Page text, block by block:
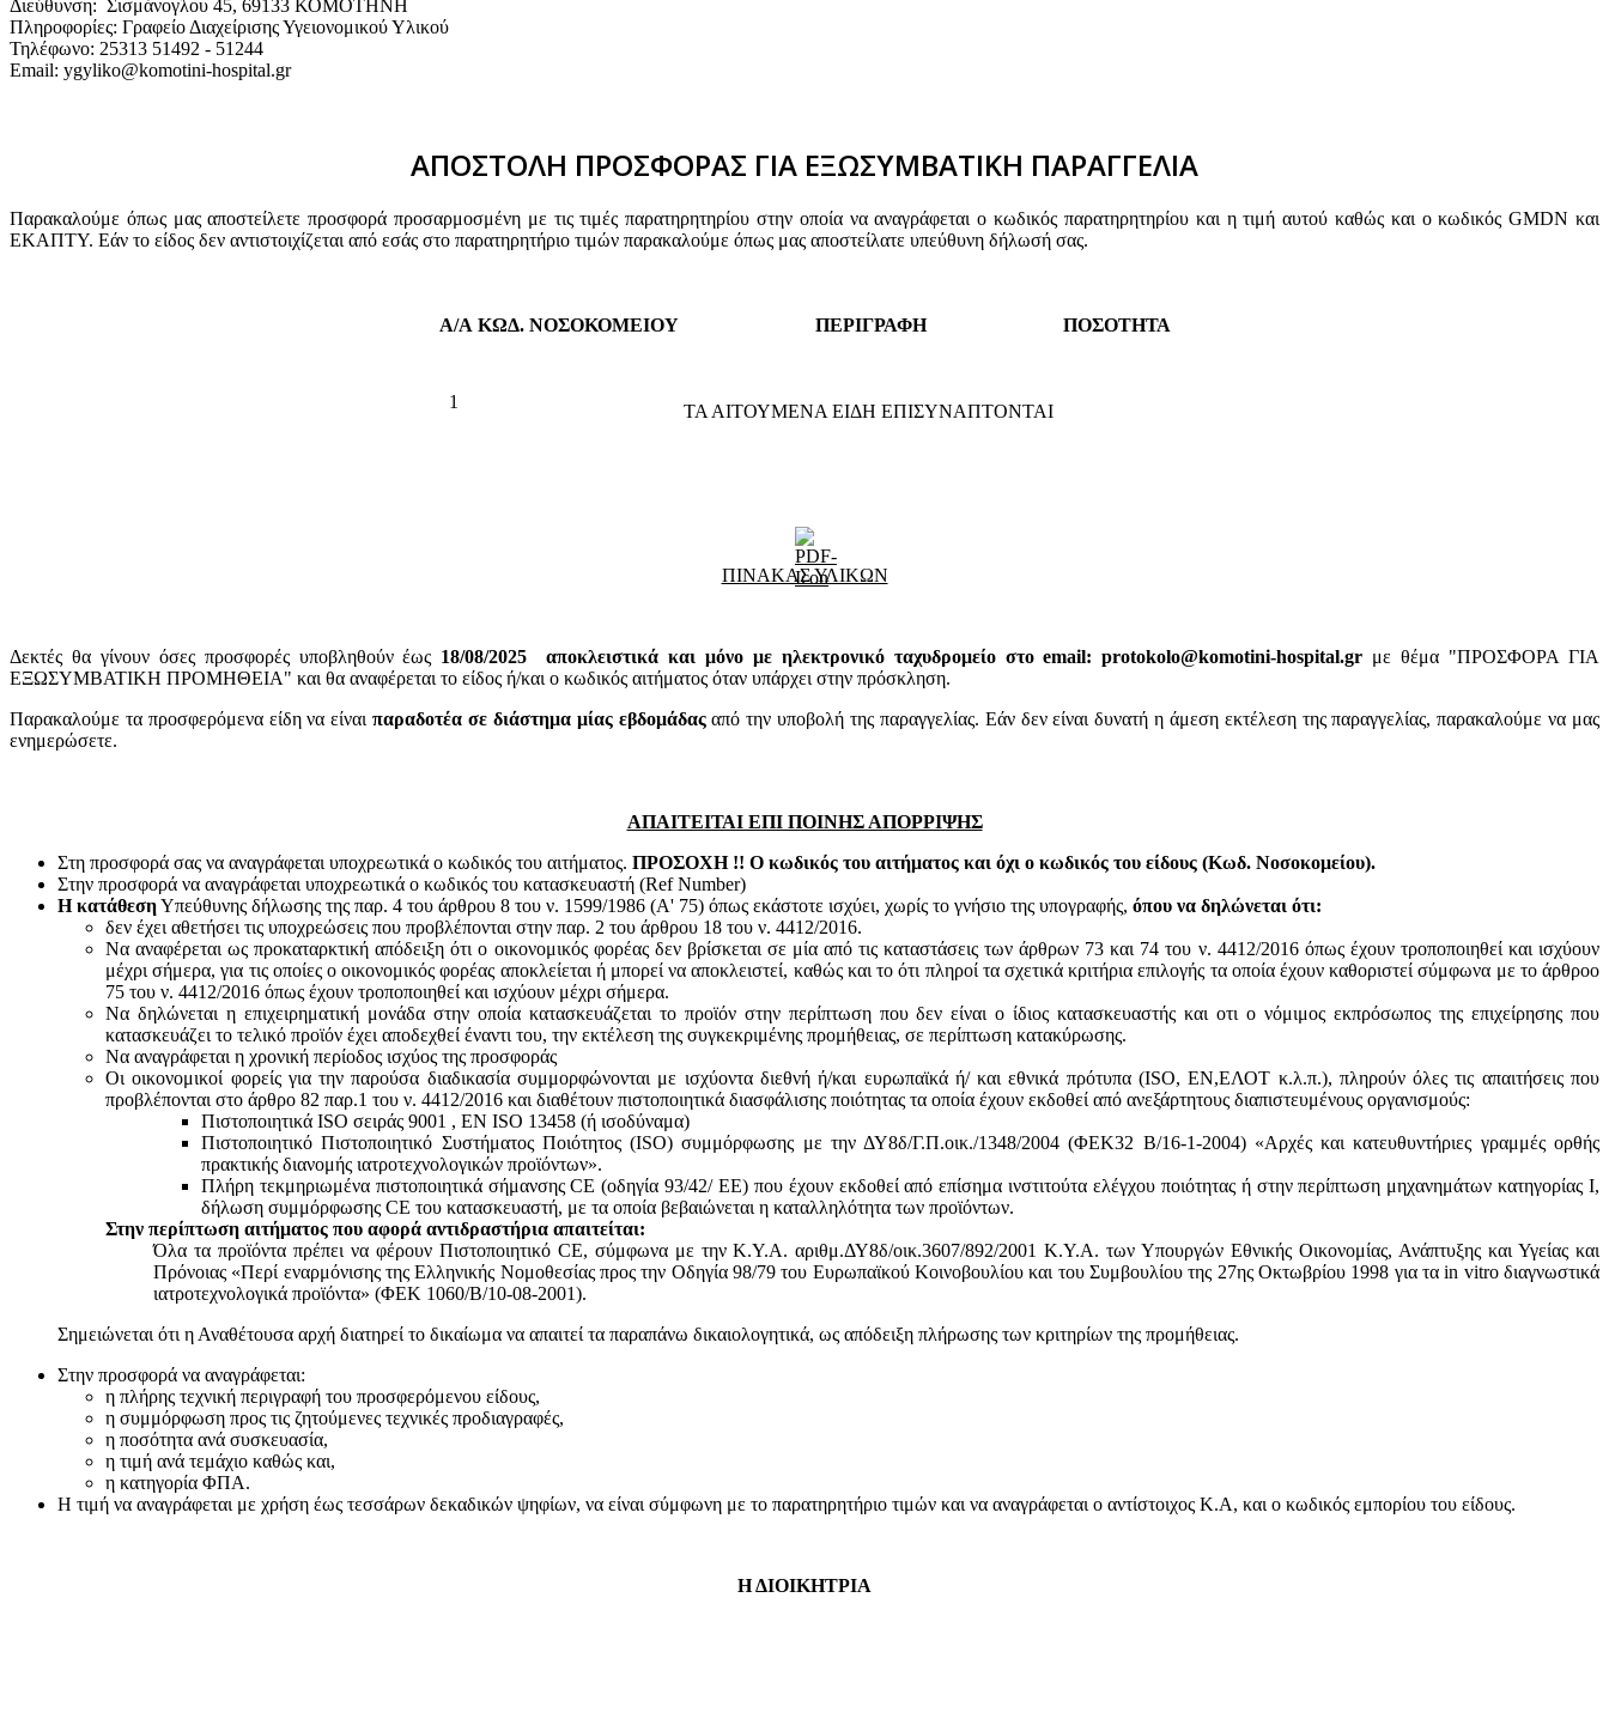
Διεύθυνση: Σισμάνογλου 45, 69133 ΚΟΜΟΤΗΝΗ
Πληροφορίες: Γραφείο Διαχείρισης Υγειονομικού Υλικού
Τηλέφωνο: 25313 51492 - 51244
Email: ygyliko@komotini-hospital.gr
ΑΠΟΣΤΟΛΗ ΠΡΟΣΦΟΡΑΣ ΓΙΑ ΕΞΩΣΥΜΒΑΤΙΚΗ ΠΑΡΑΓΓΕΛΙΑ
Παρακαλούμε όπως μας αποστείλετε προσφορά προσαρμοσμένη με τις τιμές παρατηρητηρίου στην οποία να αναγράφεται ο κωδικός παρατηρητηρίου και η τιμή αυτού καθώς και ο κωδικός GMDN και
ΕΚΑΠΤΥ. Εάν το είδος δεν αντιστοιχίζεται από εσάς στο παρατηρητήριο τιμών παρακαλούμε όπως μας αποστείλατε υπεύθυνη δήλωσή σας.
Α/Α ΚΩΔ. ΝΟΣΟΚΟΜΕΙΟΥ ΠΕΡΙΓΡΑΦΗ ΠΟΣΟΤΗΤΑ
1 ΤΑ ΑΙΤΟΥΜΕΝΑ ΕΙΔΗ ΕΠΙΣΥΝΑΠΤΟΝΤΑΙ
ΠΙΝΑΚΑΣ ΥΛΙΚΩΝ
Δεκτές θα γίνουν όσες προσφορές υποβληθούν έως 18/08/2025 αποκλειστικά και μόνο με ηλεκτρονικό ταχυδρομείο στο email: protokolo@komotini-hospital.gr με θέμα "ΠΡΟΣΦΟΡΑ ΓΙΑ
ΕΞΩΣΥΜΒΑΤΙΚΗ ΠΡΟΜΗΘΕΙΑ" και θα αναφέρεται το είδος ή/και ο κωδικός αιτήματος όταν υπάρχει στην πρόσκληση.
Παρακαλούμε τα προσφερόμενα είδη να είναιπαραδοτέα σε διάστημα μίας εβδομάδαςαπό την υποβολή της παραγγελίας. Εάν δεν είναι δυνατή η άμεση εκτέλεση της παραγγελίας, παρακαλούμε να μας
ενημερώσετε.
ΑΠΑΙΤΕΙΤΑΙ ΕΠΙ ΠΟΙΝΗΣ ΑΠΟΡΡΙΨΗΣ
Στη προσφορά σας να αναγράφεται υποχρεωτικά ο κωδικός του αιτήματος. ΠΡΟΣΟΧΗ !! Ο κωδικός του αιτήματος και όχι ο κωδικός του είδους (Κωδ. Νοσοκομείου).
Στην προσφορά να αναγράφεται υποχρεωτικά ο κωδικός του κατασκευαστή (Ref Number)
Η κατάθεσηΥπεύθυνης δήλωσης της παρ. 4 του άρθρου 8 του ν. 1599/1986 (Α' 75) όπως εκάστοτε ισχύει, χωρίς το γνήσιο της υπογραφής, όπου να δηλώνεται ότι:
δεν έχει αθετήσει τις υποχρεώσεις που προβλέπονται στην παρ. 2 του άρθρου 18 του ν. 4412/2016.
Να αναφέρεται ως προκαταρκτική απόδειξη ότι ο οικονομικός φορέας δεν βρίσκεται σε μία από τις καταστάσεις των άρθρων 73 και 74 του ν. 4412/2016 όπως έχουν τροποποιηθεί και ισχύουν
μέχρι σήμερα, για τις οποίες ο οικονομικός φορέας αποκλείεται ή μπορεί να αποκλειστεί, καθώς και το ότι πληροί τα σχετικά κριτήρια επιλογής τα οποία έχουν καθοριστεί σύμφωνα με τo άρθροo
75 του ν. 4412/2016 όπως έχουν τροποποιηθεί και ισχύουν μέχρι σήμερα.
Να δηλώνεται η επιχειρηματική μονάδα στην οποία κατασκευάζεται το προϊόν στην περίπτωση που δεν είναι ο ίδιος κατασκευαστής και oτι ο νόμιμος εκπρόσωπος της επιχείρησης που
κατασκευάζει το τελικό προϊόν έχει αποδεχθεί έναντι του, την εκτέλεση της συγκεκριμένης προμήθειας, σε περίπτωση κατακύρωσης.
Να αναγράφεται η χρονική περίοδος ισχύος της προσφοράς
Οι οικονομικοί φορείς για την παρούσα διαδικασία συμμορφώνονται με ισχύοντα διεθνή ή/και ευρωπαϊκά ή/ και εθνικά πρότυπα (ISO, ΕΝ,ΕΛΟΤ κ.λ.π.), πληρούν όλες τις απαιτήσεις που
προβλέπονται στο άρθρο 82 παρ.1 του ν. 4412/2016 και διαθέτουν πιστοποιητικά διασφάλισης ποιότητας τα οποία έχουν εκδοθεί από ανεξάρτητους διαπιστευμένους οργανισμούς:
Πιστοποιητικά ISO σειράς 9001 , ΕΝ ISO 13458 (ή ισοδύναμα)
Πιστοποιητικό Πιστοποιητικό Συστήματος Ποιότητος (ISO) συμμόρφωσης με την ΔΥ8δ/Γ.Π.οικ./1348/2004 (ΦΕΚ32 Β/16-1-2004) «Αρχές και κατευθυντήριες γραμμές ορθής
πρακτικής διανομής ιατροτεχνολογικών προϊόντων».
Πλήρη τεκμηριωμένα πιστοποιητικά σήμανσης CE (οδηγία 93/42/ ΕΕ) που έχουν εκδοθεί από επίσημα ινστιτούτα ελέγχου ποιότητας ή στην περίπτωση μηχανημάτων κατηγορίας Ι,
δήλωση συμμόρφωσης CE του κατασκευαστή, με τα οποία βεβαιώνεται η καταλληλότητα των προϊόντων.
Στην περίπτωση αιτήματος που αφορά αντιδραστήρια απαιτείται:
Όλα τα προϊόντα πρέπει να φέρουν Πιστοποιητικό CE, σύμφωνα με την Κ.Υ.Α. αριθμ.ΔΥ8δ/οικ.3607/892/2001 Κ.Υ.Α. των Υπουργών Εθνικής Οικονομίας, Ανάπτυξης και Υγείας και
Πρόνοιας «Περί εναρμόνισης της Ελληνικής Νομοθεσίας προς την Οδηγία 98/79 του Ευρωπαϊκού Κοινοβουλίου και του Συμβουλίου της 27ης Οκτωβρίου 1998 για τα in vitro διαγνωστικά
ιατροτεχνολογικά προϊόντα» (ΦΕΚ 1060/Β/10-08-2001).
Σημειώνεται ότι η Αναθέτουσα αρχή διατηρεί το δικαίωμα να απαιτεί τα παραπάνω δικαιολογητικά, ως απόδειξη πλήρωσης των κριτηρίων της προμήθειας.
Στην προσφορά να αναγράφεται:
η πλήρης τεχνική περιγραφή του προσφερόμενου είδους,
η συμμόρφωση προς τις ζητούμενες τεχνικές προδιαγραφές,
η ποσότητα ανά συσκευασία,
η τιμή ανά τεμάχιο καθώς και,
η κατηγορία ΦΠΑ.
Η τιμή να αναγράφεται με χρήση έως τεσσάρων δεκαδικών ψηφίων, να είναι σύμφωνη με το παρατηρητήριο τιμών και να αναγράφεται ο αντίστοιχος Κ.Α, και ο κωδικός εμπορίου του είδους.
Η ΔΙΟΙΚΗΤΡΙΑ